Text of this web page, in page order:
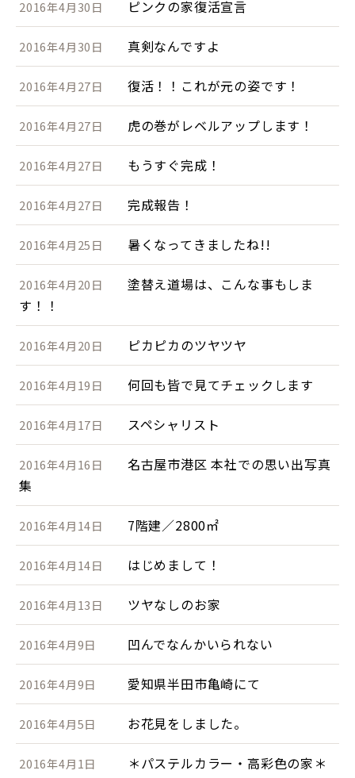
2016年4月30日 ピンクの家復活宣言
2016年4月30日 真剣なんですよ
2016年4月27日 復活！！これが元の姿です！
2016年4月27日 虎の巻がレベルアップします！
2016年4月27日 もうすぐ完成！
2016年4月27日 完成報告！
2016年4月25日 暑くなってきましたね!!
2016年4月20日
塗替え道場は、こんな事もしま
す！！
2016年4月20日 ピカピカのツヤツヤ
2016年4月19日 何回も皆で見てチェックします
2016年4月17日 スペシャリスト
2016年4月16日
名古屋市港区 本社での思い出写真
集
2016年4月14日 7階建／2800㎡
2016年4月14日 はじめまして！
2016年4月13日 ツヤなしのお家
2016年4月9日 凹んでなんかいられない
2016年4月9日 愛知県半田市亀崎にて
2016年4月5日 お花見をしました。
2016年4月1日 ＊パステルカラー・高彩色の家＊